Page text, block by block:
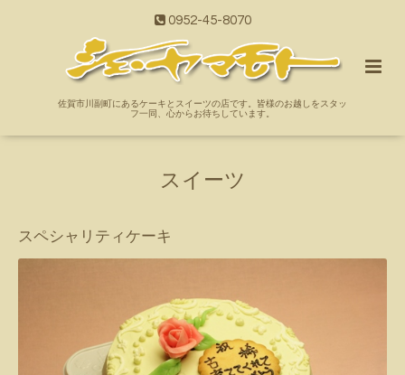
0952-45-8070
佐賀市川副町にあるケーキとスイーツの店です。皆様のお越しをスタッ
フ一同、心からお待ちしています。
スイーツ
スペシャリティケーキ